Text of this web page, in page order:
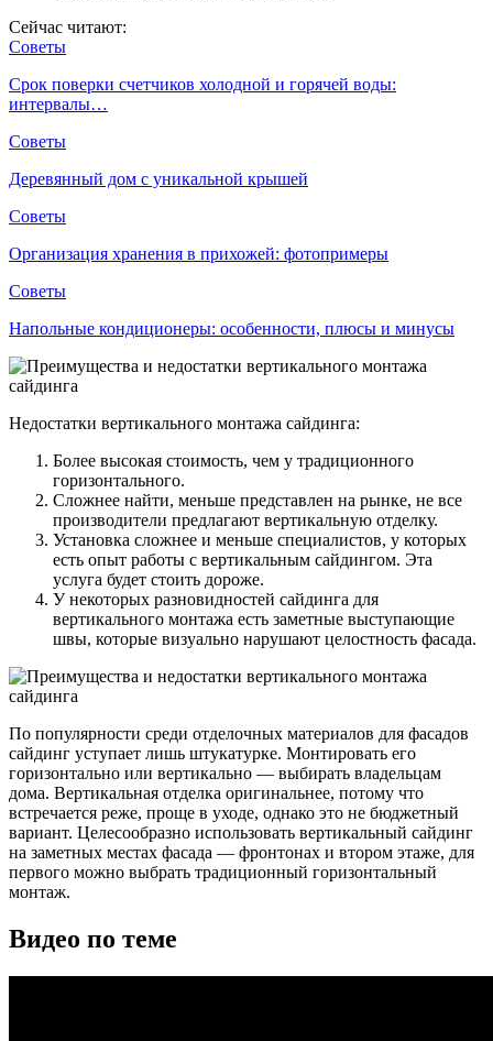
Сейчас читают:
Советы
Срок поверки счетчиков холодной и горячей воды:
интервалы…
Советы
Деревянный дом с уникальной крышей
Советы
Организация хранения в прихожей: фотопримеры
Советы
Напольные кондиционеры: особенности, плюсы и минусы
Недостатки вертикального монтажа сайдинга:
Более высокая стоимость, чем у традиционного
горизонтального.
Сложнее найти, меньше представлен на рынке, не все
производители предлагают вертикальную отделку.
Установка сложнее и меньше специалистов, у которых
есть опыт работы с вертикальным сайдингом. Эта
услуга будет стоить дороже.
У некоторых разновидностей сайдинга для
вертикального монтажа есть заметные выступающие
швы, которые визуально нарушают целостность фасада.
По популярности среди отделочных материалов для фасадов
сайдинг уступает лишь штукатурке. Монтировать его
горизонтально или вертикально — выбирать владельцам
дома. Вертикальная отделка оригинальнее, потому что
встречается реже, проще в уходе, однако это не бюджетный
вариант. Целесообразно использовать вертикальный сайдинг
на заметных местах фасада — фронтонах и втором этаже, для
первого можно выбрать традиционный горизонтальный
монтаж.
Видео по теме